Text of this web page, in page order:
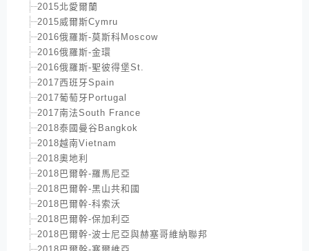
2015北愛爾蘭
2015威爾斯Cymru
2016俄羅斯-莫斯科Moscow
2016俄羅斯-金環
2016俄羅斯-聖彼得堡St.
2017西班牙Spain
2017葡萄牙Portugal
2017南法South France
2018泰國曼谷Bangkok
2018越南Vietnam
2018奧地利
2018巴爾幹-羅馬尼亞
2018巴爾幹-黑山共和國
2018巴爾幹-科索沃
2018巴爾幹-保加利亞
2018巴爾幹-波士尼亞與赫塞哥維納聯邦